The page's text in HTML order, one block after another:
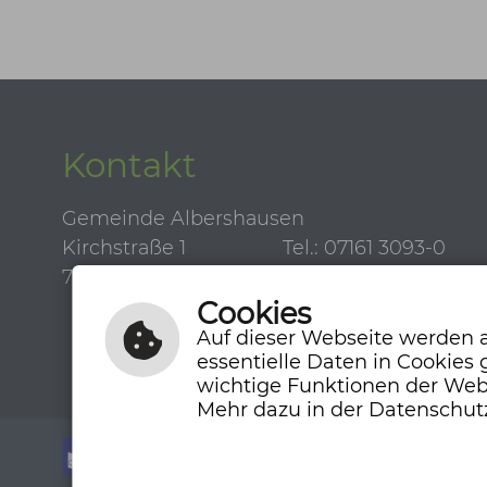
Kontakt
Gemeinde Albershausen
Kirchstraße 1
73095 Albershausen
Tel.: 07161 3093-0
Cookies
Auf dieser Webseite werden
essentielle Daten in Cookies
wichtige Funktionen der
Mehr dazu in der